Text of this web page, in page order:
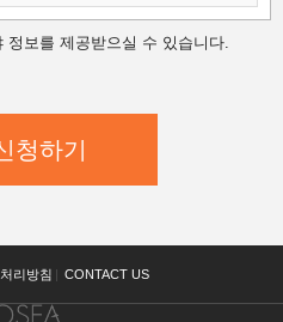
같은 방법으로 개인정보를 수집합
, 상담신청)
의 전화 및 이메일 상담
의 온라인상담(입학문의, 상담신
있습니다.
보를 제공받으실 수 있습니다.
리방침 | CONTACT US